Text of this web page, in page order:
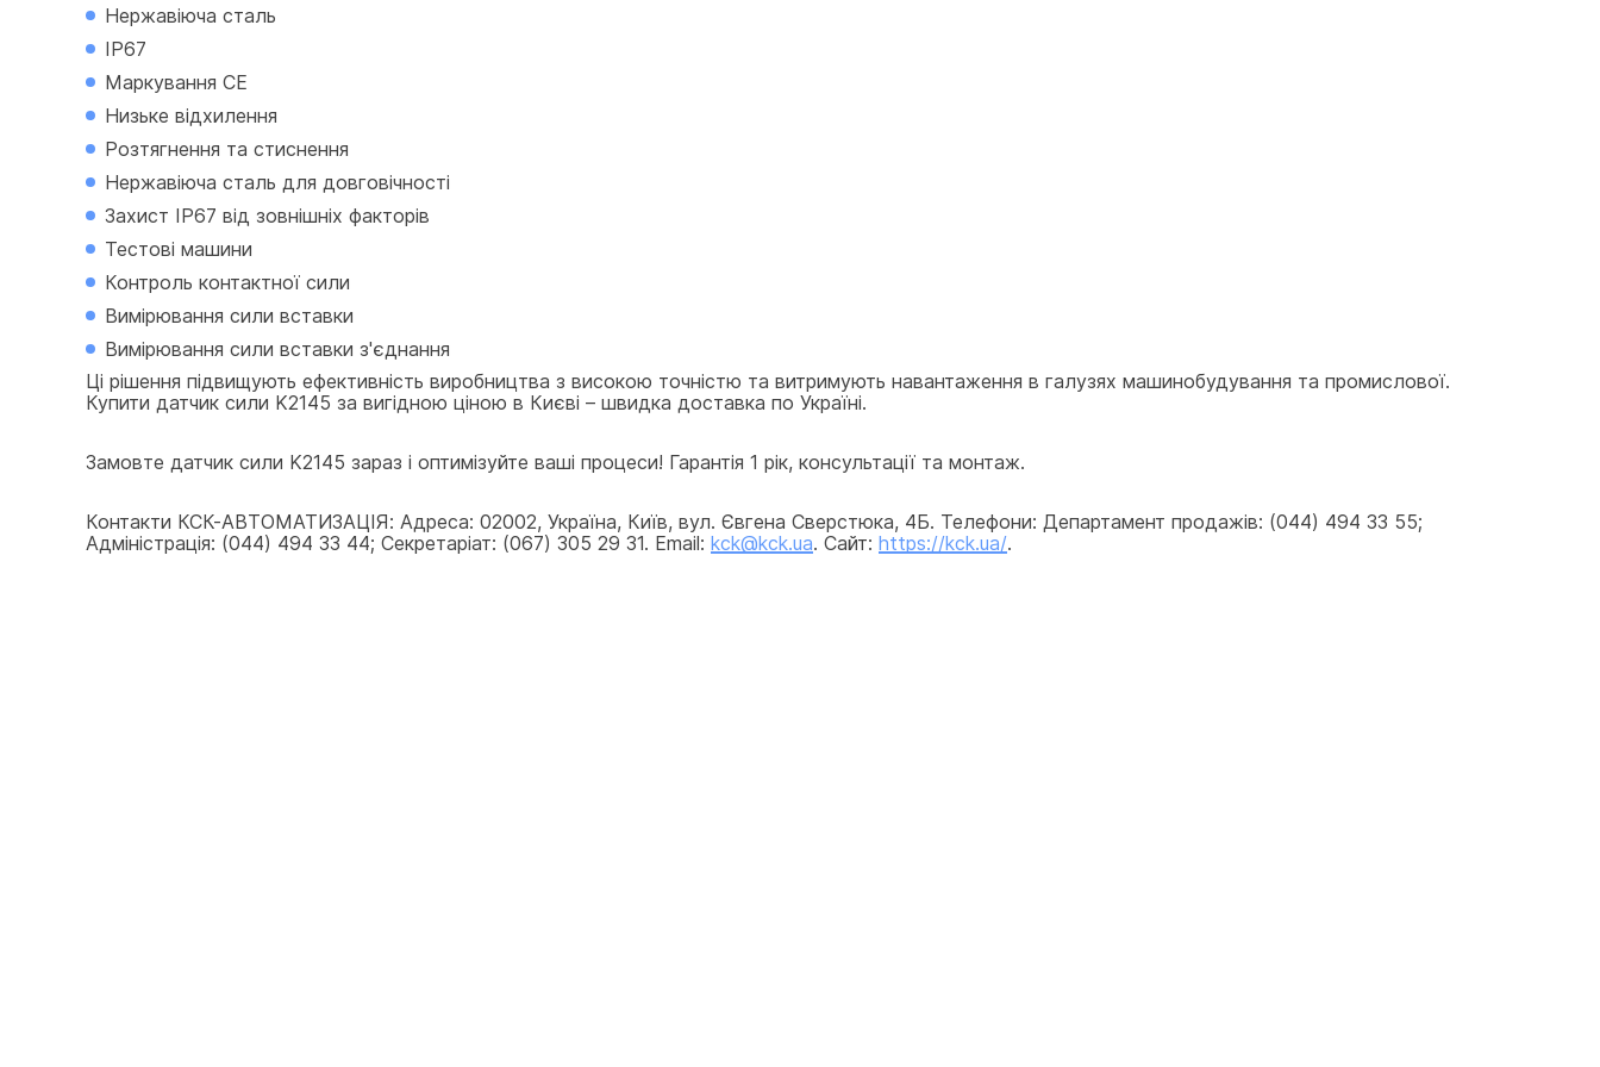
Нержавіюча сталь
IP67
Маркування CE
Низьке відхилення
Розтягнення та стиснення
Нержавіюча сталь для довговічності
Захист IP67 від зовнішніх факторів
Тестові машини
Контроль контактної сили
Вимірювання сили вставки
Вимірювання сили вставки з'єднання
Ці рішення підвищують ефективність виробництва з високою точністю та витримують навантаження в галузях машинобудування та промислової.
Купити датчик сили K2145 за вигідною ціною в Києві – швидка доставка по Україні.
Замовте датчик сили K2145 зараз і оптимізуйте ваші процеси! Гарантія 1 рік, консультації та монтаж.
Контакти КСК-АВТОМАТИЗАЦІЯ: Адреса: 02002, Україна, Київ, вул. Євгена Сверстюка, 4Б. Телефони: Департамент продажів: (044) 494 33 55;
Адміністрація: (044) 494 33 44; Секретаріат: (067) 305 29 31. Email: kck@kck.ua. Сайт: https://kck.ua/.